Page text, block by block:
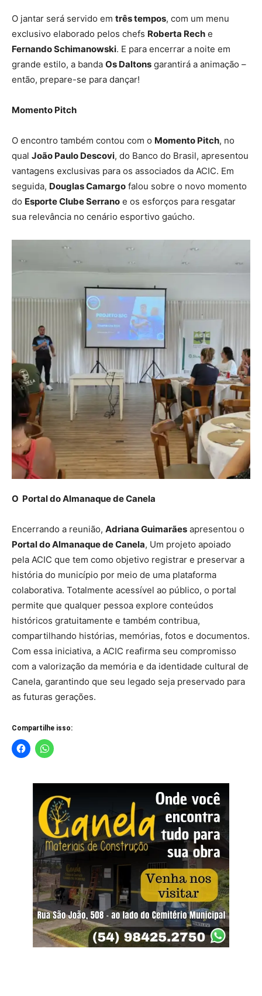
O jantar será servido em três tempos, com um menu
exclusivo elaborado pelos chefs Roberta Rech e
Fernando Schimanowski. E para encerrar a noite em
grande estilo, a banda Os Daltons garantirá a animação –
então, prepare-se para dançar!
Momento Pitch
O encontro também contou com o Momento Pitch, no
qual João Paulo Descovi, do Banco do Brasil, apresentou
vantagens exclusivas para os associados da ACIC. Em
seguida, Douglas Camargo falou sobre o novo momento
do Esporte Clube Serrano e os esforços para resgatar
sua relevância no cenário esportivo gaúcho.
O Portal do Almanaque de Canela
Encerrando a reunião, Adriana Guimarães apresentou o
Portal do Almanaque de Canela, Um projeto apoiado
pela ACIC que tem como objetivo registrar e preservar a
história do município por meio de uma plataforma
colaborativa. Totalmente acessível ao público, o portal
permite que qualquer pessoa explore conteúdos
históricos gratuitamente e também contribua,
compartilhando histórias, memórias, fotos e documentos.
Com essa iniciativa, a ACIC reafirma seu compromisso
com a valorização da memória e da identidade cultural de
Canela, garantindo que seu legado seja preservado para
as futuras gerações.
Compartilhe isso: